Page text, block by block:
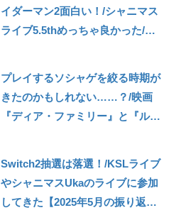
イダーマン2面白い！/シャニマス
ライブ5.5thめっちゃ良かった/シ
プレイするソシャゲを絞る時期が
きたのかもしれない……？/映画
『ディア・ファミリー』と『ルッ
Switch2抽選は落選！/KSLライブ
やシャニマスUkaのライブに参加
してきた【2025年5月の振り返